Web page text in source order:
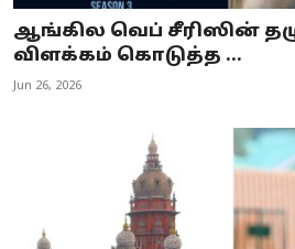
ஆங்கில வெப் சீரிஸின்
விளக்கம் கொடுத்த ...
Jun 26, 2026